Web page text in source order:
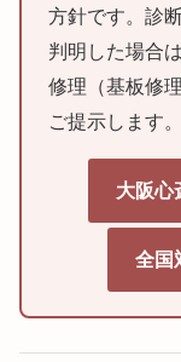
方針です。診
判明した場合
修理（基板修
ご提示します。
大阪心
全国